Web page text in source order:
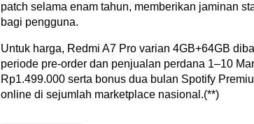
patch selama enam tahun, memberikan jaminan
bagi pengguna.
Untuk harga, Redmi A7 Pro varian 4GB+64GB
periode pre-order dan penjualan perdana 1–10
Rp1.499.000 serta bonus dua bulan Spotify
online di sejumlah marketplace nasional.(**)